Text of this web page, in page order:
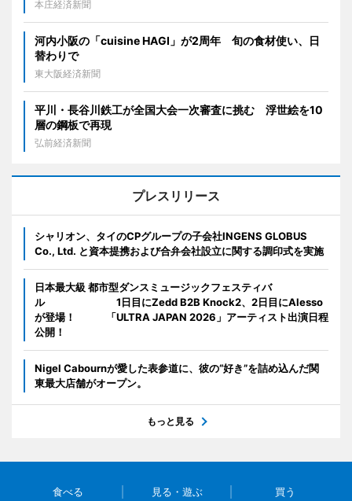
本庄経済新聞
河内小阪の「cuisine HAGI」が2周年 旬の食材使い、日
替わりで
東大阪経済新聞
平川・長谷川鉄工が全国大会一次審査に挑む 浮世絵を10
層の鋼板で再現
弘前経済新聞
プレスリリース
シャリオン、タイのCPグループの子会社INGENS GLOBUS
Co., Ltd. と資本提携および合弁会社設立に関する調印式を実施
日本最大級 都市型ダンスミュージックフェスティバ
ル 1日目にZedd B2B Knock2、2日目にAlesso
が登場！ 「ULTRA JAPAN 2026」アーティスト出演日程
公開！
Nigel Cabournが愛した表参道に、彼の“好き”を詰め込んだ関
東最大店舗がオープン。
もっと見る
食べる 見る・遊ぶ 買う